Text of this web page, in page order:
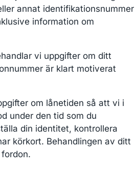
annat identifikationsnummer
information om
vi uppgifter om ditt
är klart motiverat
om lånetiden så att vi i
under den tid som du
din identitet, kontrollera
körkort. Behandlingen av ditt